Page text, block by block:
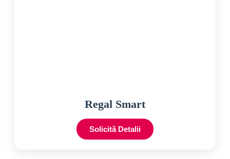
Regal Smart
Solicită Detalii